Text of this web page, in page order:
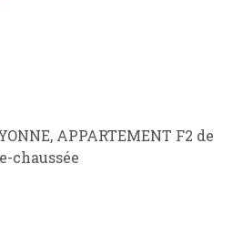
APPARTEMENT F2 de
chaussée